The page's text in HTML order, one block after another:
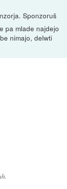
Sponzoruš
pa mlade najdejo
nimajo, delwti